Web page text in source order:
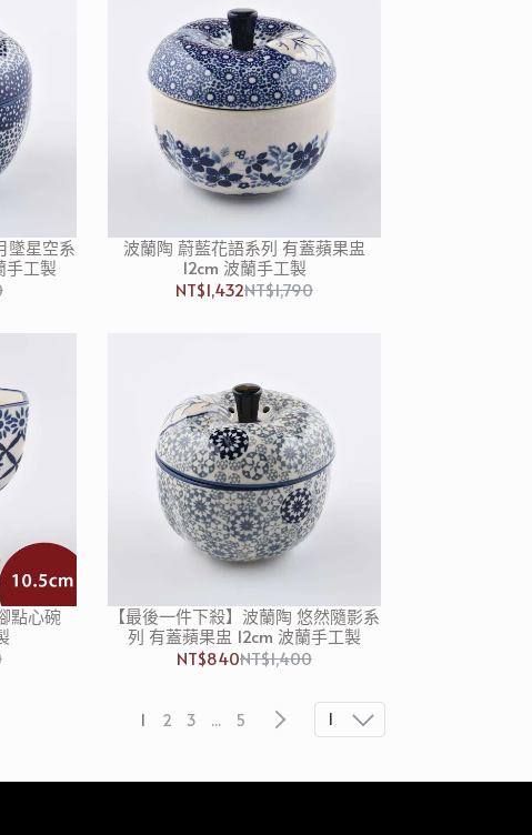
墜星空系
手工製
波蘭陶 蔚藍花語系列 有蓋蘋果盅
12cm 波蘭手工製
NT$1,432NT$1,790
點心碗
【最後一件下殺】波蘭陶 悠然隨影系
列 有蓋蘋果盅 12cm 波蘭手工製
NT$840NT$1,400
1 2 3 ... 5 1